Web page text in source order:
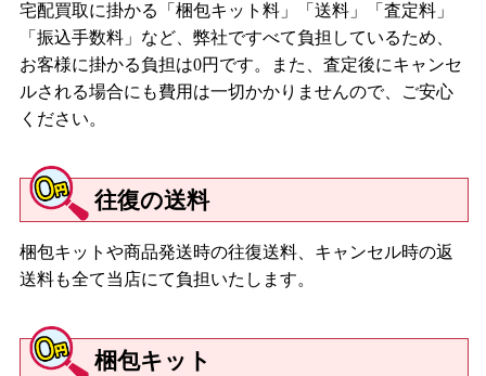
宅配買取に掛かる「梱包キット料」「送料」「査定料」
「振込手数料」など、弊社ですべて負担しているため、
お客様に掛かる負担は0円です。また、査定後にキャンセ
ルされる場合にも費用は一切かかりませんので、ご安心
ください。
往復の送料
梱包キットや商品発送時の往復送料、キャンセル時の返
送料も全て当店にて負担いたします。
梱包キット